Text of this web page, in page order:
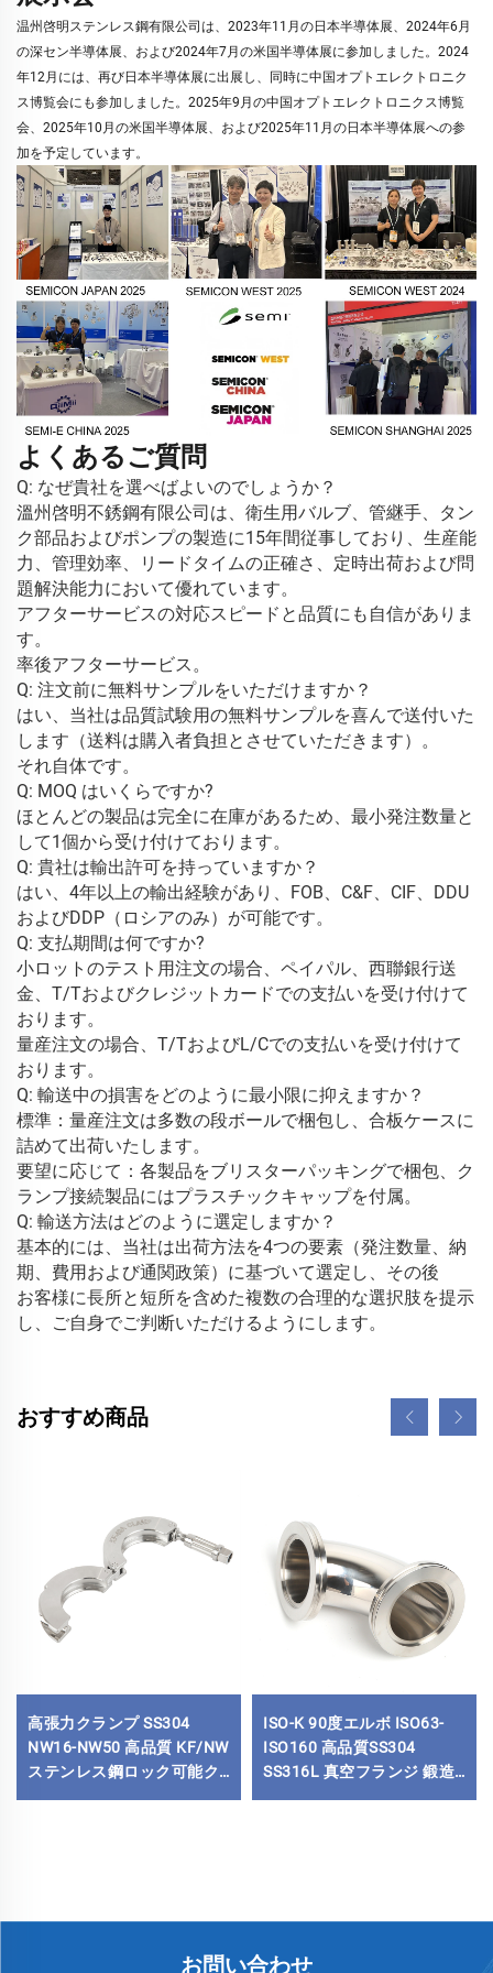
温州啓明ステンレス鋼有限公司は、2023年11月の日本半導体展、2024年6月
の深セン半導体展、および2024年7月の米国半導体展に参加しました。2024
年12月には、再び日本半導体展に出展し、同時に中国オプトエレクトロニク
ス博覧会にも参加しました。2025年9月の中国オプトエレクトロニクス博覧
会、2025年10月の米国半導体展、および2025年11月の日本半導体展への参
加を予定しています。
よくあるご質問
Q: なぜ貴社を選べばよいのでしょうか？
溫州啓明不銹鋼有限公司は、衛生用バルブ、管継手、タン
ク部品およびポンプの製造に15年間従事しており、生産能
力、管理効率、リードタイムの正確さ、定時出荷および問
題解決能力において優れています。
アフターサービスの対応スピードと品質にも自信がありま
す。
率後アフターサービス。
Q: 注文前に無料サンプルをいただけますか？
はい、当社は品質試験用の無料サンプルを喜んで送付いた
します（送料は購入者負担とさせていただきます）。
それ自体です。
Q: MOQ はいくらですか?
ほとんどの製品は完全に在庫があるため、最小発注数量と
して1個から受け付けております。
Q: 貴社は輸出許可を持っていますか？
はい、4年以上の輸出経験があり、FOB、C&F、CIF、DDU
およびDDP（ロシアのみ）が可能です。
Q: 支払期間は何ですか?
小ロットのテスト用注文の場合、ペイパル、西聯銀行送
金、T/Tおよびクレジットカードでの支払いを受け付けて
おります。
量産注文の場合、T/TおよびL/Cでの支払いを受け付けて
おります。
Q: 輸送中の損害をどのように最小限に抑えますか？
標準：量産注文は多数の段ボールで梱包し、合板ケースに
詰めて出荷いたします。
要望に応じて：各製品をブリスターパッキングで梱包、ク
ランプ接続製品にはプラスチックキャップを付属。
Q: 輸送方法はどのように選定しますか？
基本的には、当社は出荷方法を4つの要素（発注数量、納
期、費用および通関政策）に基づいて選定し、その後
お客様に長所と短所を含めた複数の合理的な選択肢を提示
し、ご自身でご判断いただけるようにします。
おすすめ商品
高張力クランプ SS304
NW16-NW50 高品質 KF/NW
ステンレス鋼ロック可能ク
ISO-K 90度エルボ ISO63-
ISO160 高品質SS304
SS316L 真空フランジ 鍛造
お問い合わせ